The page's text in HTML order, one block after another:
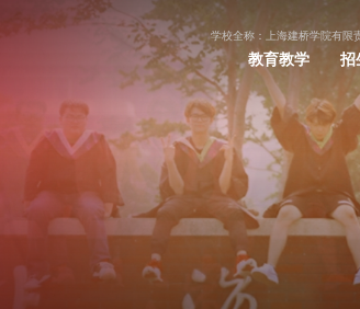
学校全称：上海建桥学院有限
教育教学 招